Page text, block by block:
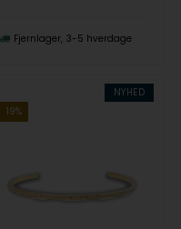
Fjernlager 3-5 hverdage
NYHED
19%